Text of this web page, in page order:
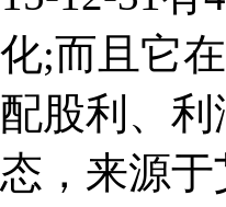
;而且它
股利、
，来源